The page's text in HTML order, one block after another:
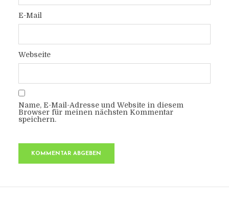
E-Mail
Webseite
Name, E-Mail-Adresse und Website in diesem
Browser für meinen nächsten Kommentar
speichern.